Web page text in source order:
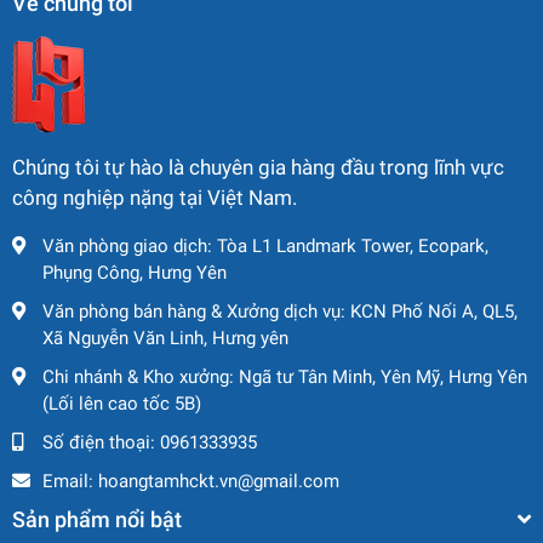
Hoạt động ổn định, không lỗi kỹ thuật
Kiểm tra kỹ lưỡng trước giao, cam kết đúng mô tả
🚛Dịch Vụ Hậu Mãi
Giao hàng nhanh toàn quốc
Hỗ trợ đăng kiểm, thông quan trọn gói
Bảo hành cơ bản – Tư vấn kỹ thuật chuyên sâu sau
bán hàng
Chúng tôi tự hào là chuyên gia hàng đầu trong lĩnh vực
công nghiệp nặng tại Việt Nam.
Văn phòng giao dịch: Tòa L1 Landmark Tower, Ecopark,
Phụng Công, Hưng Yên
Văn phòng bán hàng & Xưởng dịch vụ: KCN Phố Nối A, QL5,
Xã Nguyễn Văn Linh, Hưng yên
Chi nhánh & Kho xưởng: Ngã tư Tân Minh, Yên Mỹ, Hưng Yên
(Lối lên cao tốc 5B)
Số điện thoại: 0961333935
Email: hoangtamhckt.vn@gmail.com
Sản phẩm nổi bật